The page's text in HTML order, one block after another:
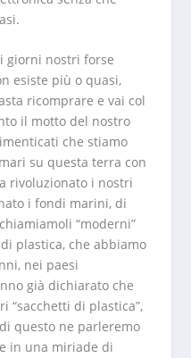
giorni nostri forse
esiste più o quasi,
ricomprare e vai col
il motto del nostro
che stiamo
su questa terra con
rivoluzionato i nostri
i fondi marini, di
“moderni”
plastica, che abbiamo
nei paesi
già dichiarato che
“sacchetti di plastica”,
questo ne parleremo
in una miriade di